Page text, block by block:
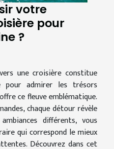
votre
pour
?
une croisière constitue
pour admirer les trésors
ce fleuve emblématique.
chaque détour révèle
différents, vous
qui correspond le mieux
Découvrez dans cet